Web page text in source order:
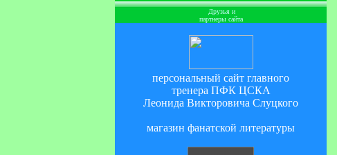
Друзья и
партнеры сайта
персональный сайт главного
тренера ПФК ЦСКА
Леонида Викторовича Слуцкого
магазин фанатской литературы